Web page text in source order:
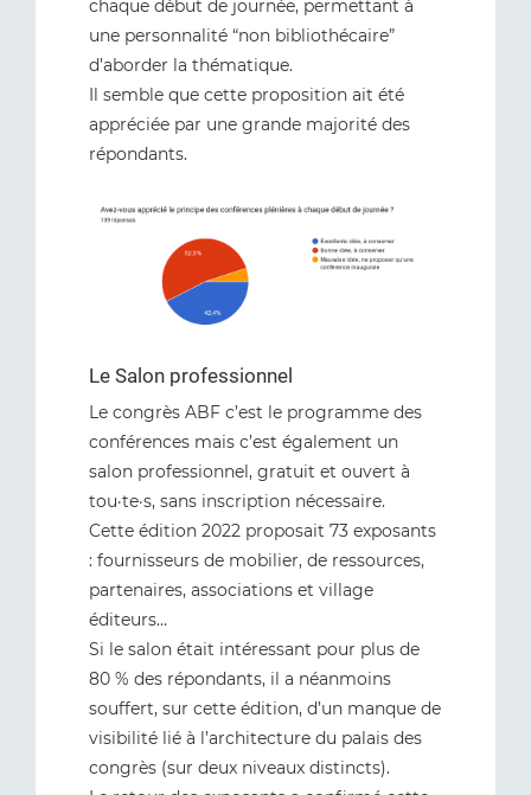
chaque début de journée, permettant à
une personnalité “non bibliothécaire”
d’aborder la thématique.
Il semble que cette proposition ait été
appréciée par une grande majorité des
répondants.
Le Salon professionnel
Le congrès ABF c’est le programme des
conférences mais c’est également un
salon professionnel, gratuit et ouvert à
tou·te·s, sans inscription nécessaire.
Cette édition 2022 proposait 73 exposants
: fournisseurs de mobilier, de ressources,
partenaires, associations et village
éditeurs…
Si le salon était intéressant pour plus de
80 % des répondants, il a néanmoins
souffert, sur cette édition, d’un manque de
visibilité lié à l’architecture du palais des
congrès (sur deux niveaux distincts).